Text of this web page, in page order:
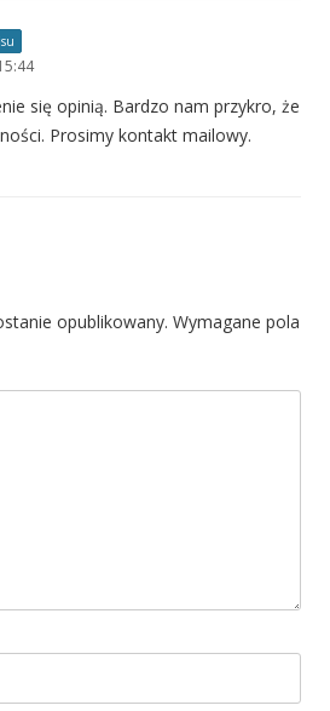
się opinią. Bardzo nam przykro, że
Prosimy kontakt mailowy.
opublikowany. Wymagane pola